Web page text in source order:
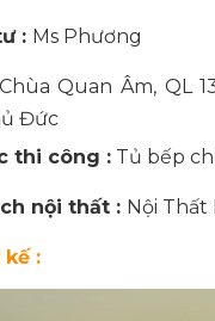
: Ms Phương
Chùa Quan Âm, QL
Đức
thi công : Tủ bếp
nội thất : Nội Thất
: